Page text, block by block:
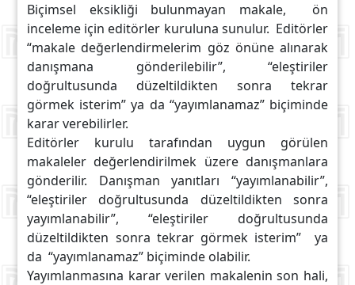
Biçimsel eksikliği bulunmayan makale, ön
inceleme için editörler kuruluna sunulur. Editörler
“makale değerlendirmelerim göz önüne alınarak
danışmana gönderilebilir”, “eleştiriler
doğrultusunda düzeltildikten sonra tekrar
görmek isterim” ya da “yayımlanamaz” biçiminde
karar verebilirler.
Editörler kurulu tarafından uygun görülen
makaleler değerlendirilmek üzere danışmanlara
gönderilir. Danışman yanıtları “yayımlanabilir”,
“eleştiriler doğrultusunda düzeltildikten sonra
yayımlanabilir”, “eleştiriler doğrultusunda
düzeltildikten sonra tekrar görmek isterim” ya
da “yayımlanamaz” biçiminde olabilir.
Yayımlanmasına karar verilen makalenin son hali,